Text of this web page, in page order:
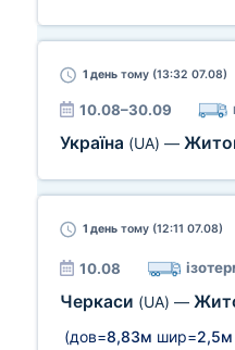
1 день тому (13:32 07.08)
10.08–30.09
Україна (UA) —
1 день тому (12:11 07.08)
10.08
Черкаси (UA) —
(дов=8,83м шир=2,5м